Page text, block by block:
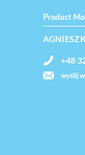
Product
+48
wyślij